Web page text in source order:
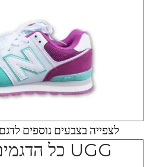
לצפייה בצבעים נוספים
UGG כל הדגמים והצבעים